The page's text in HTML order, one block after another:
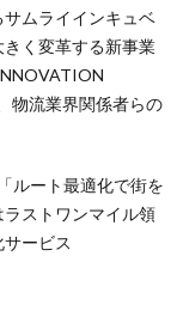
ムライインキュベ
く変革する新事業
物流業界関係者らの
ルート最適化で街を
ストワンマイル領
ービス